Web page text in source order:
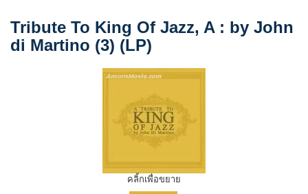
Tribute To King Of Jazz, A : by John
di Martino (3) (LP)
คลิ้กเพื่อขยาย